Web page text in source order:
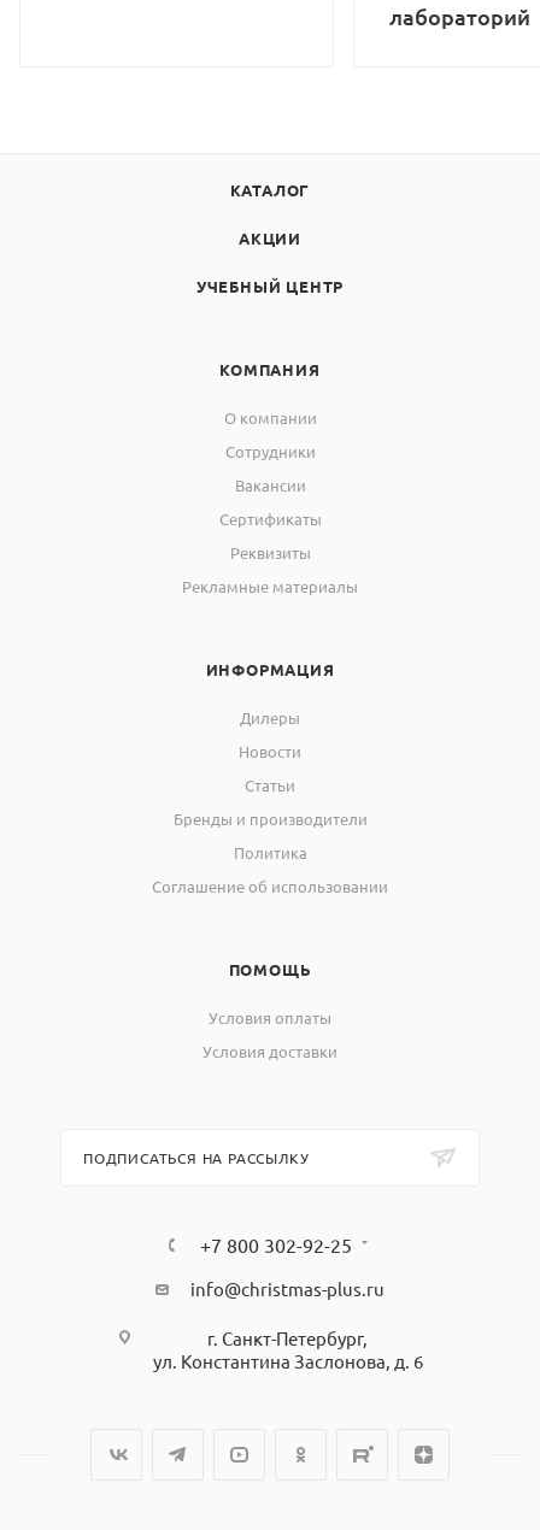
лабораторий
КАТАЛОГ
АКЦИИ
УЧЕБНЫЙ ЦЕНТР
КОМПАНИЯ
О компании
Сотрудники
Вакансии
Сертификаты
Реквизиты
Рекламные материалы
ИНФОРМАЦИЯ
Дилеры
Новости
Статьи
Бренды и производители
Политика
Соглашение об использовании
ПОМОЩЬ
Условия оплаты
Условия доставки
ПОДПИСАТЬСЯ НА РАССЫЛКУ
+7 800 302-92-25
info@christmas-plus.ru
г. Санкт-Петербург,
ул. Константина Заслонова, д. 6